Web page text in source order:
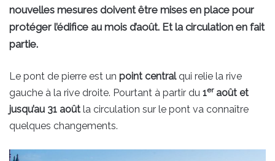
nouvelles mesures doivent être mises en place pour
protéger l’édifice au mois d’août. Et la circulation en fait
partie.
Le pont de pierre est un point centralqui relie la rive
gauche à la rive droite. Pourtant à partir du 1eraoût et
jusqu’au 31 août la circulation sur le pont va connaître
quelques changements.